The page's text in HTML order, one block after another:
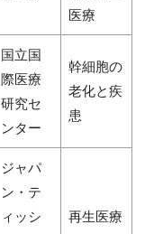
医療
国立国
際医療
研究セ
ンター
幹細胞の
老化と疾
患
ジャパ
ン・テ
ィッシ
再生医療